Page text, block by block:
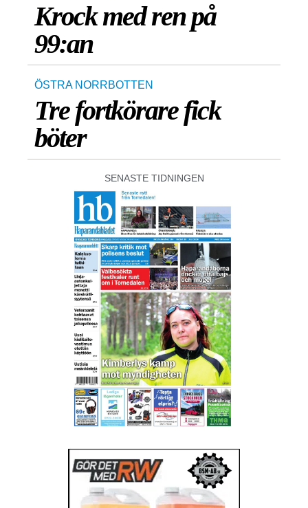
Krock med ren på
99:an
ÖSTRA NORRBOTTEN
Tre fortkörare fick
böter
SENASTE TIDNINGEN